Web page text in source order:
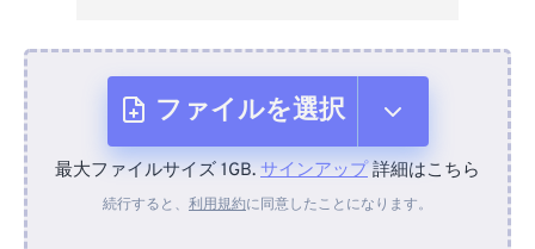
ファイルを選択
デバイスから
最大ファイルサイズ 1GB. サインアップ詳細はこちら
続行すると、 利用規約に同意したことになります。